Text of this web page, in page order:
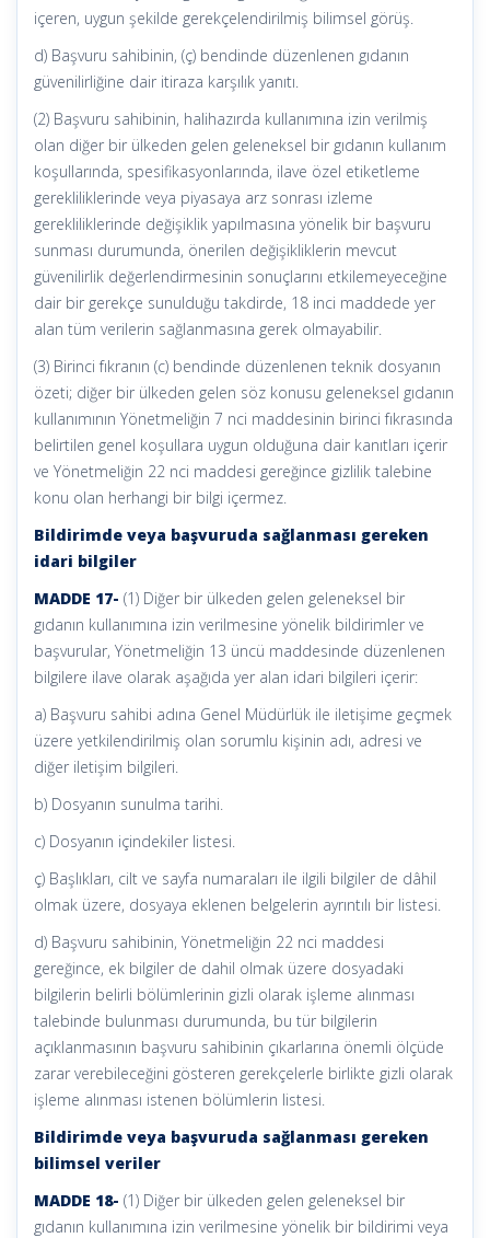
içeren, uygun şekilde gerekçelendirilmiş bilimsel görüş.
d) Başvuru sahibinin, (ç) bendinde düzenlenen gıdanın
güvenilirliğine dair itiraza karşılık yanıtı.
(2) Başvuru sahibinin, halihazırda kullanımına izin verilmiş
olan diğer bir ülkeden gelen geleneksel bir gıdanın kullanım
koşullarında, spesifikasyonlarında, ilave özel etiketleme
gerekliliklerinde veya piyasaya arz sonrası izleme
gerekliliklerinde değişiklik yapılmasına yönelik bir başvuru
sunması durumunda, önerilen değişikliklerin mevcut
güvenilirlik değerlendirmesinin sonuçlarını etkilemeyeceğine
dair bir gerekçe sunulduğu takdirde, 18 inci maddede yer
alan tüm verilerin sağlanmasına gerek olmayabilir.
(3) Birinci fıkranın (c) bendinde düzenlenen teknik dosyanın
özeti; diğer bir ülkeden gelen söz konusu geleneksel gıdanın
kullanımının Yönetmeliğin 7 nci maddesinin birinci fıkrasında
belirtilen genel koşullara uygun olduğuna dair kanıtları içerir
ve Yönetmeliğin 22 nci maddesi gereğince gizlilik talebine
konu olan herhangi bir bilgi içermez.
Bildirimde veya başvuruda sağlanması gereken
idari bilgiler
MADDE 17- (1) Diğer bir ülkeden gelen geleneksel bir
gıdanın kullanımına izin verilmesine yönelik bildirimler ve
başvurular, Yönetmeliğin 13 üncü maddesinde düzenlenen
bilgilere ilave olarak aşağıda yer alan idari bilgileri içerir:
a) Başvuru sahibi adına Genel Müdürlük ile iletişime geçmek
üzere yetkilendirilmiş olan sorumlu kişinin adı, adresi ve
diğer iletişim bilgileri.
b) Dosyanın sunulma tarihi.
c) Dosyanın içindekiler listesi.
ç) Başlıkları, cilt ve sayfa numaraları ile ilgili bilgiler de dâhil
olmak üzere, dosyaya eklenen belgelerin ayrıntılı bir listesi.
d) Başvuru sahibinin, Yönetmeliğin 22 nci maddesi
gereğince, ek bilgiler de dahil olmak üzere dosyadaki
bilgilerin belirli bölümlerinin gizli olarak işleme alınması
talebinde bulunması durumunda, bu tür bilgilerin
açıklanmasının başvuru sahibinin çıkarlarına önemli ölçüde
zarar verebileceğini gösteren gerekçelerle birlikte gizli olarak
işleme alınması istenen bölümlerin listesi.
Bildirimde veya başvuruda sağlanması gereken
bilimsel veriler
MADDE 18- (1) Diğer bir ülkeden gelen geleneksel bir
gıdanın kullanımına izin verilmesine yönelik bir bildirimi veya